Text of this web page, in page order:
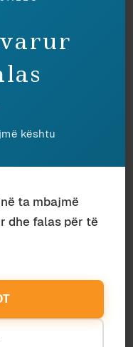
kështu
ta mbajmë
dhe falas për të